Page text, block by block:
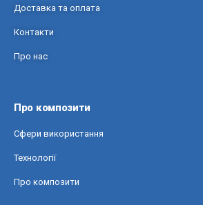
Доставка та оплата
Контакти
Про нас
Про композити
Сфери використання
Технології
Про композити